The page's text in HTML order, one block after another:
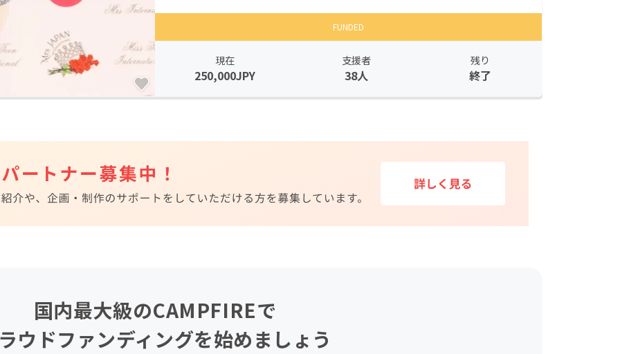
FUNDED
現在
250,000JPY
支援者
38人
残り
終了
国内最大級のCAMPFIREで
ウドファンディングを始めましょう